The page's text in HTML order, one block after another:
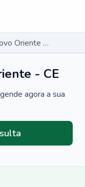
Geriatra em Novo Oriente - CE
- CE
agora a sua